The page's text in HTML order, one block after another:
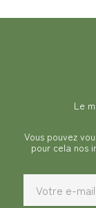
Le
Vous pouvez
pour cela nos